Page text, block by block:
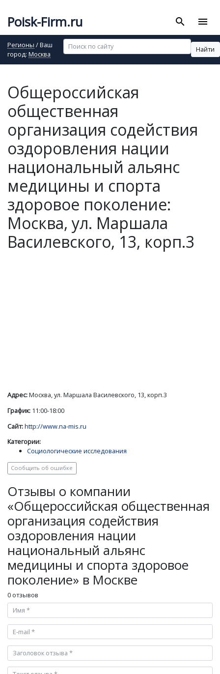
Poisk-Firm.ru search menu
Регионы / Ваш
город: Москва
Найти
Общероссийская
общественная
организация содействия
оздоровления нации
национальный альянс
медицины и спорта
здоровое поколение:
Москва, ул. Маршала
Василевского, 13, корп.3
Адрес:Москва, ул. Маршала Василевского, 13, корп.3
График: 11:00-18:00
Сайт:http://www.na-mis.ru
Категории:
Социологические исследования
Сообщить об ошибке
Отзывы о компании
«Общероссийская общественная
организация содействия
оздоровления нации
национальный альянс
медицины и спорта здоровое
поколение» в Москве
0 отзывов